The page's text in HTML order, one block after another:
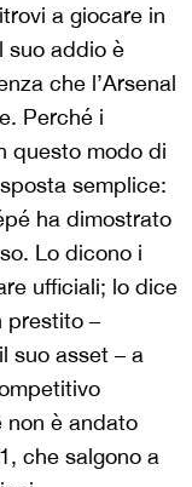
a giocare in
suo addio è
che l’Arsenal
Perché i
questo modo di
semplice:
ha dimostrato
Lo dicono i
ufficiali; lo dice
prestito –
suo asset – a
non è andato
che salgono a